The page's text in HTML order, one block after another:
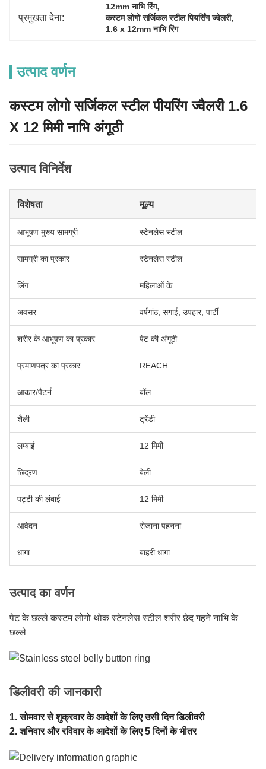
प्रमुखता देना:
12mm नाभि रिंग,
कस्टम लोगो सर्जिकल स्टील पियर्सिंग ज्वेलरी,
1.6 x 12mm नाभि रिंग
उत्पाद वर्णन
कस्टम लोगो सर्जिकल स्टील पीयरिंग ज्वैलरी 1.6
X 12 मिमी नाभि अंगूठी
उत्पाद विनिर्देश
विशेषता मूल्य
आभूषण मुख्य सामग्री स्टेनलेस स्टील
सामग्री का प्रकार स्टेनलेस स्टील
लिंग महिलाओं के
अवसर वर्षगांठ, सगाई, उपहार, पार्टी
शरीर के आभूषण का प्रकार पेट की अंगूठी
प्रमाणपत्र का प्रकार REACH
आकार/पैटर्न बॉल
शैली ट्रेंडी
लम्बाई 12 मिमी
छिद्रण बेली
पट्टी की लंबाई 12 मिमी
आवेदन रोजाना पहनना
धागा बाहरी धागा
उत्पाद का वर्णन
पेट के छल्ले कस्टम लोगो थोक स्टेनलेस स्टील शरीर छेद गहने नाभि के
छल्ले
डिलीवरी की जानकारी
1. सोमवार से शुक्रवार के आदेशों के लिए उसी दिन डिलीवरी
2. शनिवार और रविवार के आदेशों के लिए 5 दिनों के भीतर